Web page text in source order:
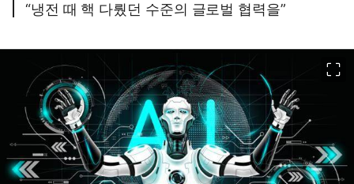
“냉전 때 핵 다뤘던 수준의 글로벌 협력을”